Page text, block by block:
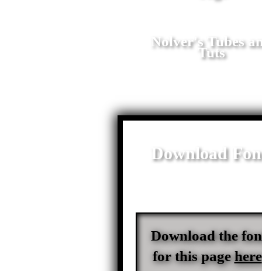
Nolver's Tubes
Tuts
Download
Download the
for this pagehere